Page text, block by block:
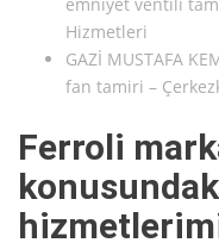
emniyet ventili
Hizmetleri
GAZİ MUSTAFA
fan tamiri –
Ferroli